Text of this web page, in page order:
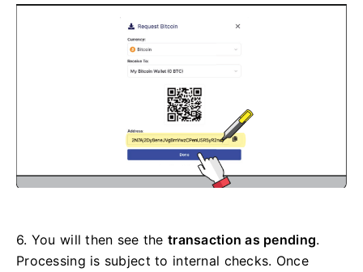
6. You will then see thetransaction as pending.
Processing is subject to internal checks. Once